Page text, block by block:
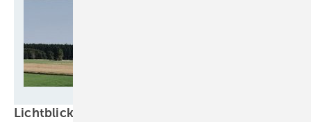
Lichtblick fordert: Strom- und Gasnetze